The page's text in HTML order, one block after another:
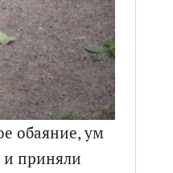
обаяние, ум
приняли